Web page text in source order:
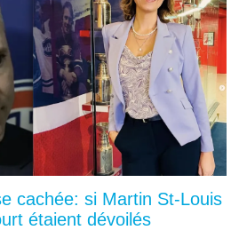
cachée: si Martin St-Louis
étaient dévoilés